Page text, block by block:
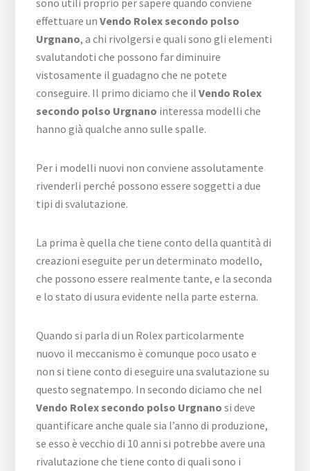
effettuare unVendo Rolex secondo polso
Urgnano, a chi rivolgersi e quali sono gli elementi
svalutandoti che possono far diminuire
vistosamente il guadagno che ne potete
conseguire. Il primo diciamo che ilVendo Rolex
secondo polso Urgnano interessa modelli che
hanno già qualche anno sulle spalle.
Per i modelli nuovi non conviene assolutamente
rivenderli perché possono essere soggetti a due
tipi di svalutazione.
La prima è quella che tiene conto della quantità di
creazioni eseguite per un determinato modello,
che possono essere realmente tante, e la seconda
e lo stato di usura evidente nella parte esterna.
Quando si parla di un Rolex particolarmente
nuovo il meccanismo è comunque poco usato e
non si tiene conto di eseguire una svalutazione su
questo segnatempo. In secondo diciamo che nel
Vendo Rolex secondo polso Urgnano si deve
quantificare anche quale sia l’anno di produzione,
se esso è vecchio di 10 anni si potrebbe avere una
rivalutazione che tiene conto di quali sono i